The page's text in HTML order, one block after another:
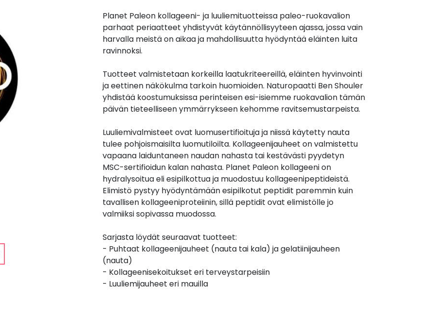
Planet Paleon kollageeni- ja luuliemituotteissa paleo-ruokavalion
parhaat periaatteet yhdistyvät käytännöllisyyteen ajassa, jossa vain
harvalla meistä on aikaa ja mahdollisuutta hyödyntää eläinten luita
ravinnoksi.
Tuotteet valmistetaan korkeilla laatukriteereillä, eläinten hyvinvointi
ja eettinen näkökulma tarkoin huomioiden. Naturopaatti Ben Shouler
yhdistää koostumuksissa perinteisen esi-isiemme ruokavalion tämän
päivän tieteelliseen ymmärrykseen kehomme ravitsemustarpeista.
Luuliemivalmisteet ovat luomusertifioituja ja niissä käytetty nauta
tulee pohjoismaisilta luomutiloilta. Kollageenijauheet on valmistettu
vapaana laiduntaneen naudan nahasta tai kestävästi pyydetyn
MSC-sertifioidun kalan nahasta. Planet Paleon kollageeni on
hydralysoitua eli esipilkottua ja muodostuu kollageenipeptideistä.
Elimistö pystyy hyödyntämään esipilkotut peptidit paremmin kuin
tavallisen kollageeniproteiinin, sillä peptidit ovat elimistölle jo
valmiiksi sopivassa muodossa.
Sarjasta löydät seuraavat tuotteet:
- Puhtaat kollageenijauheet (nauta tai kala) ja gelatiinijauheen
(nauta)
- Kollageenisekoitukset eri terveystarpeisiin
- Luuliemijauheet eri mauilla